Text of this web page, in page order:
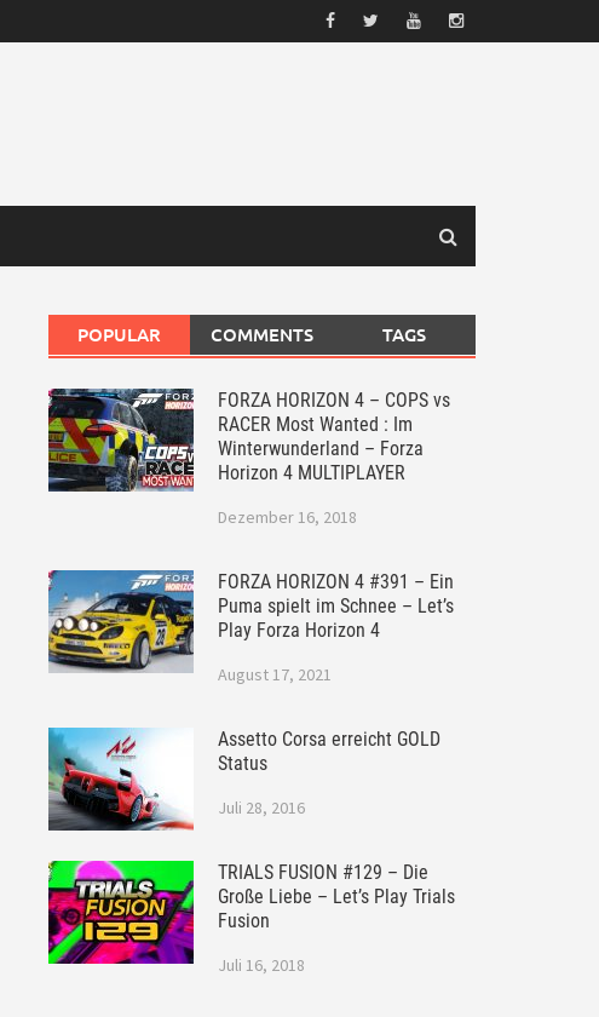
POPULAR COMMENTS TAGS
FORZA HORIZON 4 – COPS vs
RACER Most Wanted : Im
Winterwunderland – Forza
Horizon 4 MULTIPLAYER
Dezember 16, 2018
FORZA HORIZON 4 #391 – Ein
Puma spielt im Schnee – Let’s
Play Forza Horizon 4
August 17, 2021
Assetto Corsa erreicht GOLD
Status
Juli 28, 2016
TRIALS FUSION #129 – Die
Große Liebe – Let’s Play Trials
Fusion
Juli 16, 2018